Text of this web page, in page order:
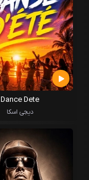
Dance Dete
دیجی اسکا